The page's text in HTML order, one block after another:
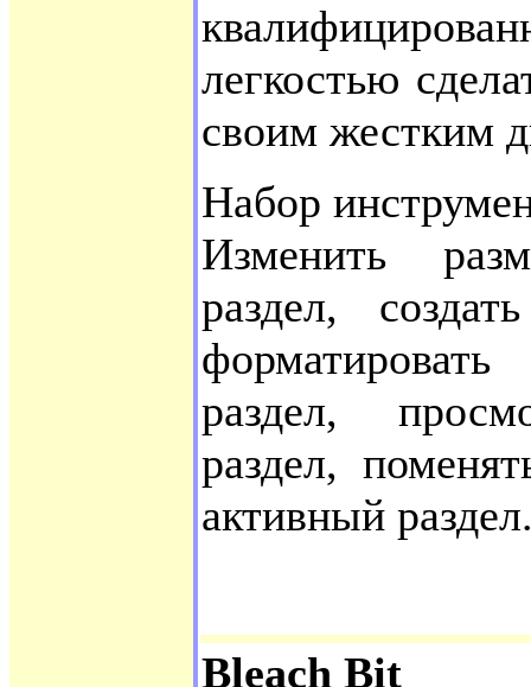
легкостью
своим жестким
Набор
Изменить
раздел,
раздел,
раздел,
активный
Bleach Bit